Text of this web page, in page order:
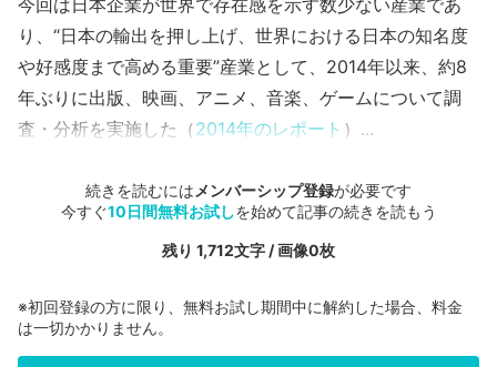
今回は日本企業が世界で存在感を示す数少ない産業であ
り、“日本の輸出を押し上げ、世界における日本の知名度
や好感度まで高める重要”産業として、2014年以来、約8
年ぶりに出版、映画、アニメ、音楽、ゲームについて調
査・分析を実施した（2014年のレポート ）...
続きを読むには メンバーシップ登録が必要です
今すぐ10日間無料お試しを始めて記事の続きを読もう
残り 1,712文字 / 画像0枚
※初回登録の方に限り、無料お試し期間中に解約した場合、料金
は一切かかりません。